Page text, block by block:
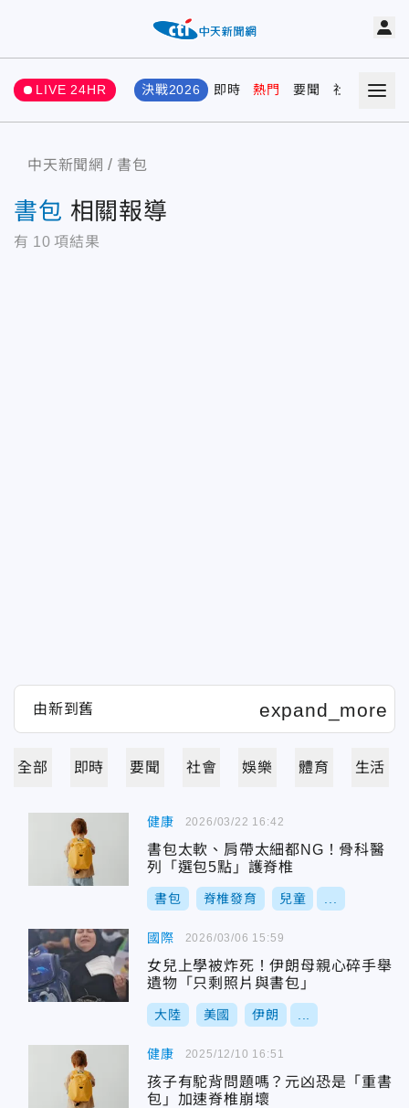
LIVE 24HR 決戰2026 即時 熱門 要聞 社會 娛樂
中天新聞網 書包
書包 相關報導
有 10 項結果
全部 即時 要聞 社會 娛樂 體育 生活
健康
書包太軟、肩帶太細都NG！骨科醫
列「選包5點」護脊椎
書包 脊椎發育 兒童
2026/03/22 16:42
國際
女兒上學被炸死！伊朗母親心碎手舉
遺物「只剩照片與書包」
大陸 美國 伊朗
2026/03/06 15:59
健康
孩子有駝背問題嗎？元凶恐是「重書
包」加速脊椎崩壞
2025/12/10 16:51